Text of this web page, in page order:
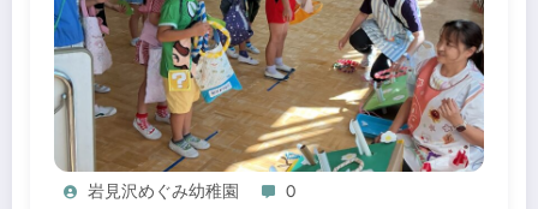
岩見沢めぐみ幼稚園 0